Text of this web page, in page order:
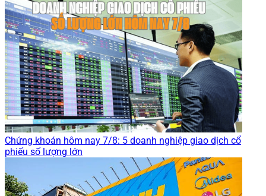
Chứng khoán hôm nay 7/8: 5 doanh nghiệp giao dịch cổ
phiếu số lượng lớn